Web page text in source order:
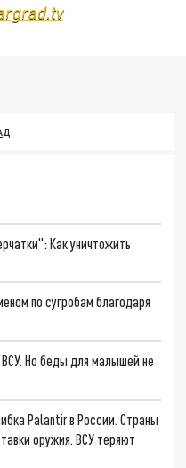
Как уничтожить
по сугробам благодаря
Но беды для малышей не
Palantir в России. Страны
оружия. ВСУ теряют